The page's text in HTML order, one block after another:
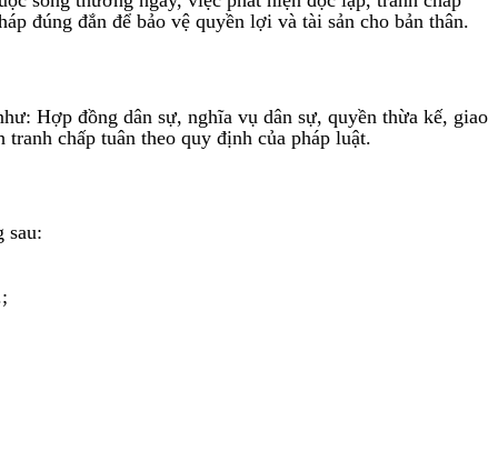
đúng đắn để bảo vệ quyền lợi và tài sản cho bản thân.
Hợp đồng dân sự, nghĩa vụ dân sự, quyền thừa kế, giao
chấp tuân theo quy định của pháp luật.
sau: